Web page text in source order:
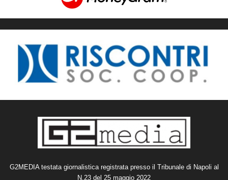
G2MEDIA testata giornalistica registrata presso il Tribunale di Napoli al
N.23 del 25 maggio 2022